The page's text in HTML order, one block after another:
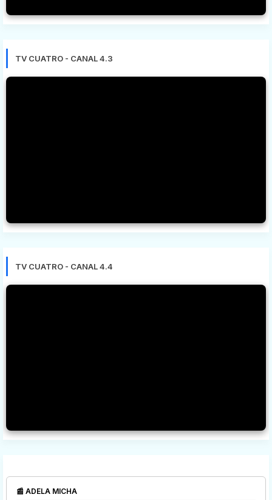
TV CUATRO - CANAL 4.3
TV CUATRO - CANAL 4.4
📰 ADELA MICHA